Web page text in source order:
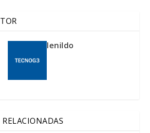
lenildo